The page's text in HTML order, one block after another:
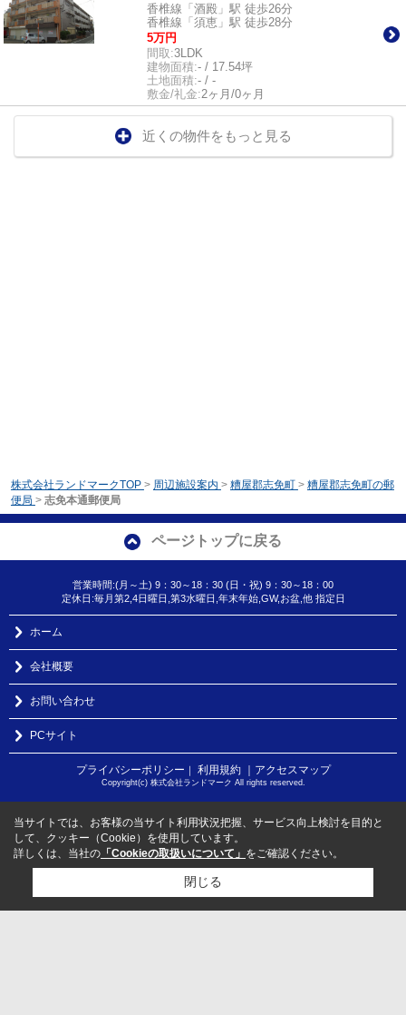
香椎線「酒殿」駅 徒歩26分
香椎線「須恵」駅 徒歩28分
5万円
間取:3LDK
建物面積:- / 17.54坪
土地面積:- / -
敷金/礼金:2ヶ月/0ヶ月
近くの物件をもっと見る
株式会社ランドマークTOP > 周辺施設案内 > 糟屋郡志免町 > 糟屋郡志免町の郵
便局 > 志免本通郵便局
ページトップに戻る
営業時間:(月～土) 9：30～18：30 (日・祝) 9：30～18：00
定休日:毎月第2,4日曜日,第3水曜日,年末年始,GW,お盆,他 指定日
ホーム
会社概要
お問い合わせ
PCサイト
プライバシーポリシー ｜ 利用規約 ｜アクセスマップ
Copyright(c) 株式会社ランドマーク All rights reserved.
当サイトでは、お客様の当サイト利用状況把握、サービス向上検討を目的と
して、クッキー（Cookie）を使用しています。
詳しくは、当社の 「Cookieの取扱いについて」 をご確認ください。
閉じる